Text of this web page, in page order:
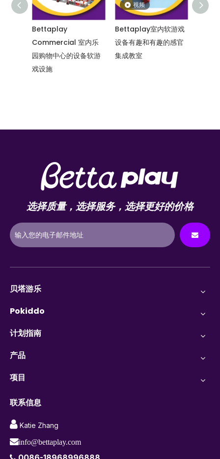
Bettaplay
Commercial 室内乐
园购物中心的设备软游
戏设施
视频
Bettaplay室内软游戏
设备有趣和有趣的感官
集成教室
选择质量，选择服务，选择更好的价格
贝塔游乐
Pokiddo
计划指南
产品
项目
联系信息
 Katie Zhang
info@bettaplay.com